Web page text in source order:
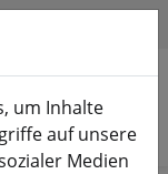
um Inhalte
auf unsere
Medien